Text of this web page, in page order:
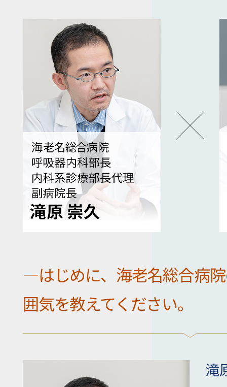
―はじめに、海老名総合病
囲気を教えてください。
滝